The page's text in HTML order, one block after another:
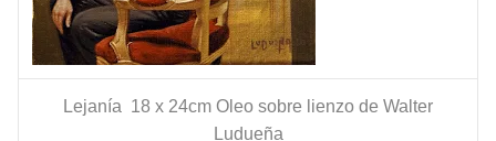
Lejanía 18 x 24cm Oleo sobre lienzo de Walter
Ludueña